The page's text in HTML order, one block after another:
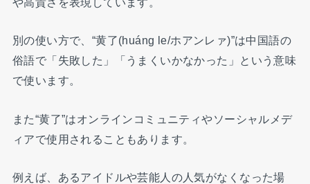
別の使い方で、“黄了(huáng le/ホアンレァ)”は中国語の
俗語で「失敗した」「うまくいかなかった」という意味
で使います。
また“黄了”はオンラインコミュニティやソーシャルメデ
ィアで使用されることもあります。
例えば、あるアイドルや芸能人の人気がなくなった場